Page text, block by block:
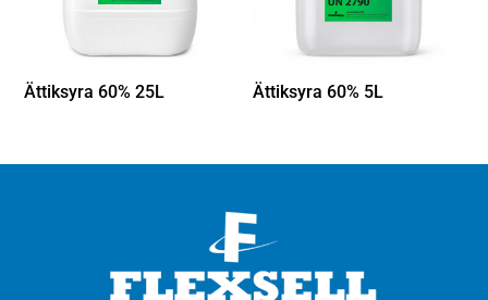
Ättiksyra 60% 25L Ättiksyra 60% 5L